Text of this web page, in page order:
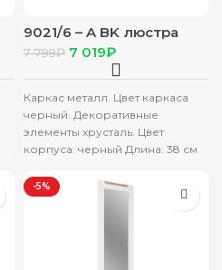
9021/6 – A BK люстра
7 799₽ 7 019₽
Каркас металл. Цвет каркаса
черный. Декоративные
элементы хрусталь. Цвет
корпуса: черный Длина: 38 см
-5%